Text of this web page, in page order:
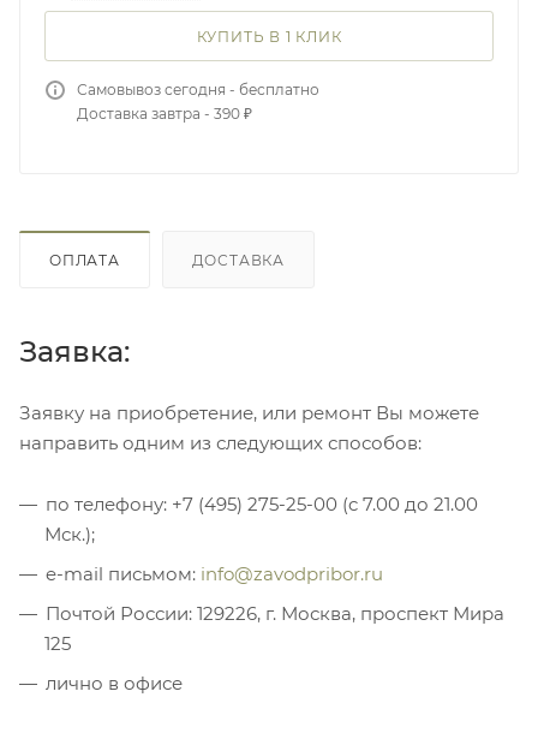
КУПИТЬ В 1 КЛИК
Самовывоз сегодня - бесплатно
Доставка завтра - 390 ₽
ОПЛАТА ДОСТАВКА
Заявка:
Заявку на приобретение, или ремонт Вы можете
направить одним из следующих способов:
по телефону: +7 (495) 275-25-00 (c 7.00 до 21.00
Мск.);
e-mail письмом: info@zavodpribor.ru
Почтой России: 129226, г. Москва, проспект Мира
125
лично в офисе